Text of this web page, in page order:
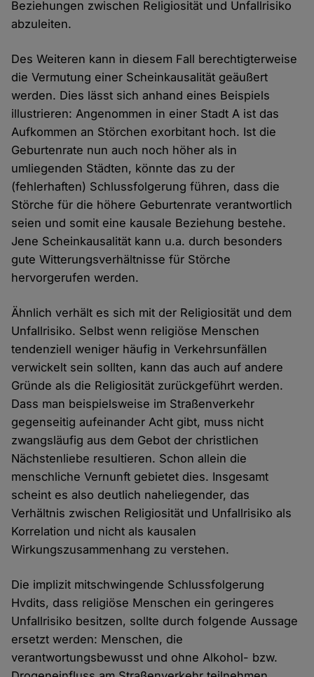
Beziehungen zwischen Religiosität und Unfallrisiko
abzuleiten.
Des Weiteren kann in diesem Fall berechtigterweise
die Vermutung einer Scheinkausalität geäußert
werden. Dies lässt sich anhand eines Beispiels
illustrieren: Angenommen in einer Stadt A ist das
Aufkommen an Störchen exorbitant hoch. Ist die
Geburtenrate nun auch noch höher als in
umliegenden Städten, könnte das zu der
(fehlerhaften) Schlussfolgerung führen, dass die
Störche für die höhere Geburtenrate verantwortlich
seien und somit eine kausale Beziehung bestehe.
Jene Scheinkausalität kann u.a. durch besonders
gute Witterungsverhältnisse für Störche
hervorgerufen werden.
Ähnlich verhält es sich mit der Religiosität und dem
Unfallrisiko. Selbst wenn religiöse Menschen
tendenziell weniger häufig in Verkehrsunfällen
verwickelt sein sollten, kann das auch auf andere
Gründe als die Religiosität zurückgeführt werden.
Dass man beispielsweise im Straßenverkehr
gegenseitig aufeinander Acht gibt, muss nicht
zwangsläufig aus dem Gebot der christlichen
Nächstenliebe resultieren. Schon allein die
menschliche Vernunft gebietet dies. Insgesamt
scheint es also deutlich naheliegender, das
Verhältnis zwischen Religiosität und Unfallrisiko als
Korrelation und nicht als kausalen
Wirkungszusammenhang zu verstehen.
Die implizit mitschwingende Schlussfolgerung
Hvdits, dass religiöse Menschen ein geringeres
Unfallrisiko besitzen, sollte durch folgende Aussage
ersetzt werden: Menschen, die
verantwortungsbewusst und ohne Alkohol- bzw.